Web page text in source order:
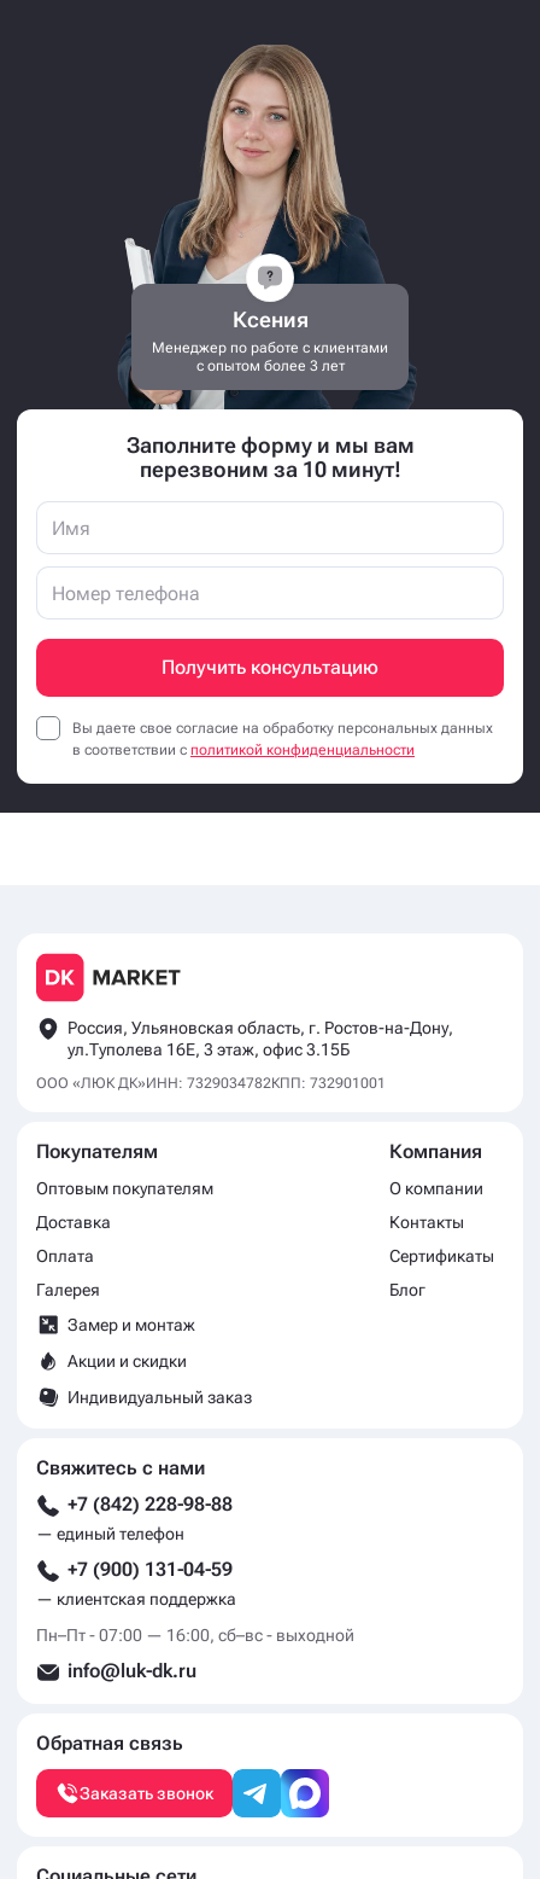
Ксения
Менеджер по работе с клиентами
с опытом более 3 лет
Заполните форму и мы вам
перезвоним за 10 минут!
Получить консультацию
Вы даете свое согласие на обработку персональных данных
в соответствии с политикой конфиденциальности
Россия, Ульяновская область, г. Ростов-на-Дону,
ул.Туполева 16Е, 3 этаж, офис 3.15Б
ООО «ЛЮК ДК»ИНН: 7329034782КПП: 732901001
Покупателям
Оптовым покупателям
Доставка
Оплата
Галерея
Замер и монтаж
Акции и скидки
Индивидуальный заказ
Компания
О компании
Контакты
Сертификаты
Блог
Свяжитесь с нами
+7 (842) 228-98-88
— единый телефон
+7 (900) 131-04-59
— клиентская поддержка
Пн–Пт - 07:00 — 16:00, сб–вс - выходной
info@luk-dk.ru
Обратная связь
Заказать звонок